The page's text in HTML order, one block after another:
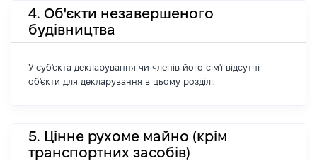
4. Об'єкти незавершеного
будівництва
У суб'єкта декларування чи членів його сім'ї відсутні
об'єкти для декларування в цьому розділі.
5. Цінне рухоме майно (крім
транспортних засобів)